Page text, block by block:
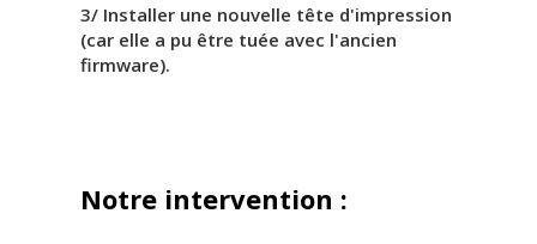
3/ Installer une nouvelle tête d'impression
(car elle a pu être tuée avec l'ancien
firmware).
Notre intervention :